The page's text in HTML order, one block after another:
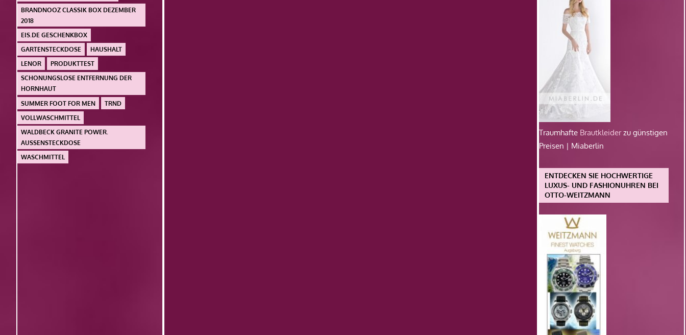
BRANDNOOZ CLASSIK BOX DEZEMBER
2018
EIS.DE GESCHENKBOX
GARTENSTECKDOSE
HAUSHALT
LENOR
PRODUKTTEST
SCHONUNGSLOSE ENTFERNUNG DER
HORNHAUT
SUMMER FOOT FOR MEN
TRND
VOLLWASCHMITTEL
WALDBECK GRANITE POWER.
AUSSENSTECKDOSE
WASCHMITTEL
Traumhafte Brautkleiderzu günstigen
Preisen | Miaberlin
ENTDECKEN SIE HOCHWERTIGE
LUXUS- UND FASHIONUHREN BEI
OTTO-WEITZMANN